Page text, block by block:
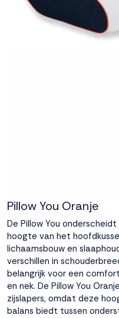
Pillow You Oranje
De Pillow You onderscheidt
hoogte van het
lichaamsbouw en
verschillen in
belangrijk voor een
en nek. De Pillow You
zijslapers, omdat deze
balans biedt tussen